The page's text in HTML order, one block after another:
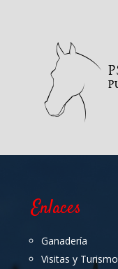
Enlaces
Ganadería
Visitas y Turismo